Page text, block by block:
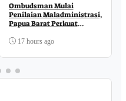
Ombudsman Mulai
Penilaian Maladministrasi,
Papua Barat Perkuat
Publik
17 hours ago